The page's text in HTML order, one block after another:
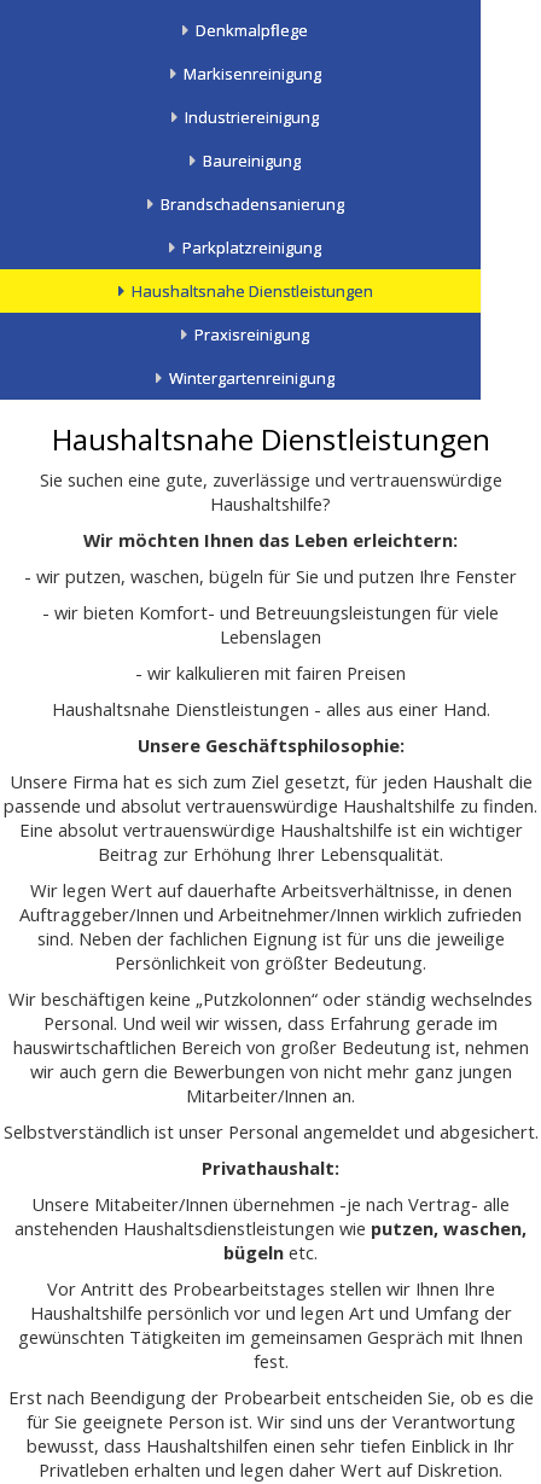
Denkmalpflege
Markisenreinigung
Industriereinigung
Baureinigung
Brandschadensanierung
Parkplatzreinigung
Haushaltsnahe Dienstleistungen
Praxisreinigung
Wintergartenreinigung
Haushaltsnahe Dienstleistungen
Sie suchen eine gute, zuverlässige und vertrauenswürdige
Haushaltshilfe?
Wir möchten Ihnen das Leben erleichtern:
- wir putzen, waschen, bügeln für Sie und putzen Ihre Fenster
- wir bieten Komfort- und Betreuungsleistungen für viele
Lebenslagen
- wir kalkulieren mit fairen Preisen
Haushaltsnahe Dienstleistungen - alles aus einer Hand.
Unsere Geschäftsphilosophie:
Unsere Firma hat es sich zum Ziel gesetzt, für jeden Haushalt die
passende und absolut vertrauenswürdige Haushaltshilfe zu finden.
Eine absolut vertrauenswürdige Haushaltshilfe ist ein wichtiger
Beitrag zur Erhöhung Ihrer Lebensqualität.
Wir legen Wert auf dauerhafte Arbeitsverhältnisse, in denen
Auftraggeber/Innen und Arbeitnehmer/Innen wirklich zufrieden
sind. Neben der fachlichen Eignung ist für uns die jeweilige
Persönlichkeit von größter Bedeutung.
Wir beschäftigen keine „Putzkolonnen“ oder ständig wechselndes
Personal. Und weil wir wissen, dass Erfahrung gerade im
hauswirtschaftlichen Bereich von großer Bedeutung ist, nehmen
wir auch gern die Bewerbungen von nicht mehr ganz jungen
Mitarbeiter/Innen an.
Selbstverständlich ist unser Personal angemeldet und abgesichert.
Privathaushalt:
Unsere Mitabeiter/Innen übernehmen -je nach Vertrag- alle
anstehenden Haushaltsdienstleistungen wie putzen, waschen,
bügeln etc.
Vor Antritt des Probearbeitstages stellen wir Ihnen Ihre
Haushaltshilfe persönlich vor und legen Art und Umfang der
gewünschten Tätigkeiten im gemeinsamen Gespräch mit Ihnen
fest.
Erst nach Beendigung der Probearbeit entscheiden Sie, ob es die
für Sie geeignete Person ist. Wir sind uns der Verantwortung
bewusst, dass Haushaltshilfen einen sehr tiefen Einblick in Ihr
Privatleben erhalten und legen daher Wert auf Diskretion.